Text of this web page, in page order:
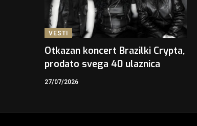
VESTI
Otkazan koncert Brazilki Crypta,
prodato svega 40 ulaznica
27/07/2026